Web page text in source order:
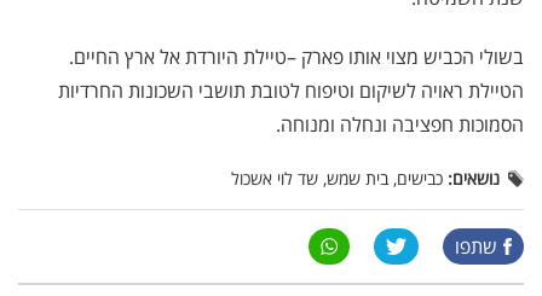
בשולי הכביש מצוי אותו פארק –טיילת היורדת אל ארץ החיים.
הטיילת ראויה לשיקום וטיפוח לטובת תושבי השכונות החרדיות
הסמוכות חפציבה ונחלה ומנוחה.
נושאים: כבישים, בית שמש, שד לוי אשכול
שתפו